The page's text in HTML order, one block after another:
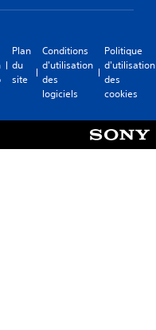
Plan
du
site
Conditions
d'utilisation
des
logiciels
Politique
d'utilisation
des
cookies